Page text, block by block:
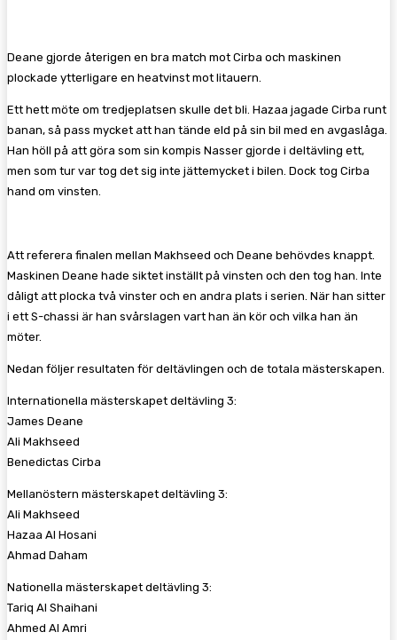
Deane gjorde återigen en bra match mot Cirba och maskinen
plockade ytterligare en heatvinst mot litauern.
Ett hett möte om tredjeplatsen skulle det bli. Hazaa jagade Cirba runt
banan, så pass mycket att han tände eld på sin bil med en avgaslåga.
Han höll på att göra som sin kompis Nasser gjorde i deltävling ett,
men som tur var tog det sig inte jättemycket i bilen. Dock tog Cirba
hand om vinsten.
Att referera finalen mellan Makhseed och Deane behövdes knappt.
Maskinen Deane hade siktet inställt på vinsten och den tog han. Inte
dåligt att plocka två vinster och en andra plats i serien. När han sitter
i ett S-chassi är han svårslagen vart han än kör och vilka han än
möter.
Nedan följer resultaten för deltävlingen och de totala mästerskapen.
Internationella mästerskapet deltävling 3:
James Deane
Ali Makhseed
Benedictas Cirba
Mellanöstern mästerskapet deltävling 3:
Ali Makhseed
Hazaa Al Hosani
Ahmad Daham
Nationella mästerskapet deltävling 3:
Tariq Al Shaihani
Ahmed Al Amri